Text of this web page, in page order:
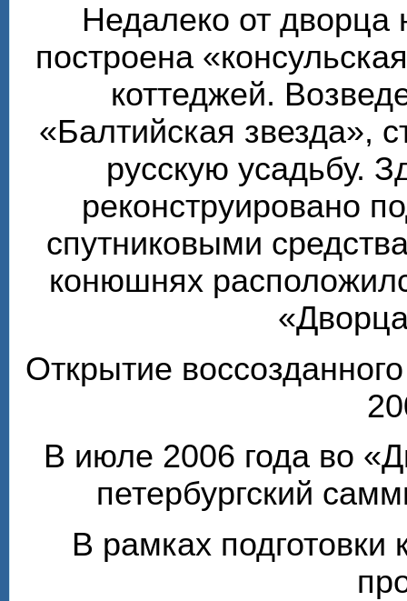
Недалеко от дворца
построена
коттеджей.
«Балтийская звезда»,
русскую усадьбу.
реконструировано
спутниковыми
конюшнях
Открытие
В июле 2006 года во
петербургский
В рамках